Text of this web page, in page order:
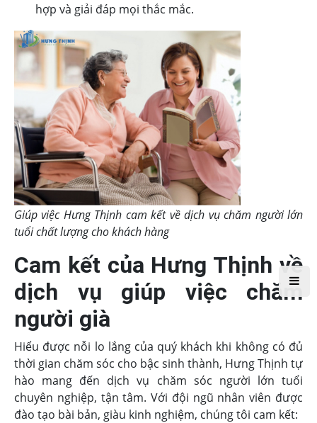
hợp và giải đáp mọi thắc mắc.
Giúp việc Hưng Thịnh cam kết về dịch vụ chăm người lớn
tuổi chất lượng cho khách hàng
Cam kết của Hưng Thịnh về
dịch vụ giúp việc chăm
người già
Hiểu được nỗi lo lắng của quý khách khi không có đủ
thời gian chăm sóc cho bậc sinh thành, Hưng Thịnh tự
hào mang đến dịch vụ chăm sóc người lớn tuổi
chuyên nghiệp, tận tâm. Với đội ngũ nhân viên được
đào tạo bài bản, giàu kinh nghiệm, chúng tôi cam kết: